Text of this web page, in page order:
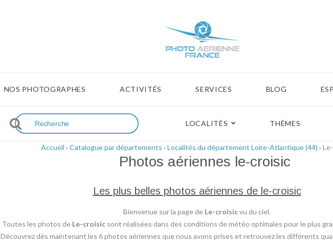
NOS PHOTOGRAPHES ACTIVITÉS SERVICES BLOG
LOCALITÉS THÈMES
Accueil › Catalogue par départements › Localités du département Loire-Atlantique (44) ›
Photos aériennes le-croisic
Les plus belles photos aériennes de le-croisic
Bienvenue sur la page de Le-croisicvu du ciel.
Toutes les photos de Le-croisicsont réalisées dans des conditions de météo optimales pour le plus
Découvrez dès maintenant les 6 photos aériennes que nous avons prises et retrouvez les différents